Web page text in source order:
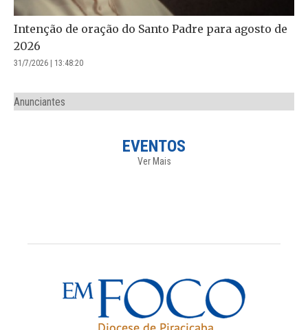
Intenção de oração do Santo Padre para agosto de
2026
31/7/2026 | 13:48:20
Anunciantes
EVENTOS
Ver Mais